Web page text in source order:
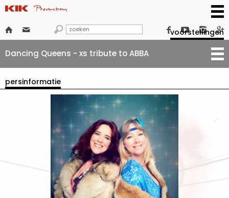
      
voorstellingen
Dancing Queens - xs tribute to ABBA
persinformatie